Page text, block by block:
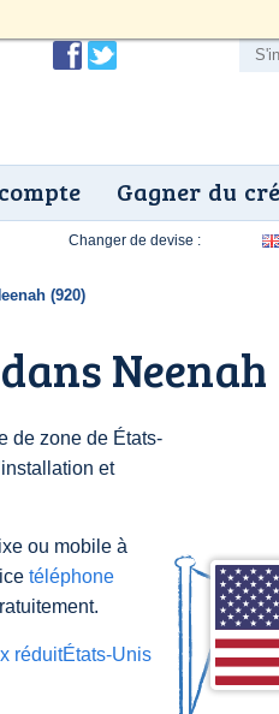
Gagner du
(920)
Neenah
de zone de États-
et
ou mobile à
téléphone
réduitÉtats-Unis
Changer de devise :